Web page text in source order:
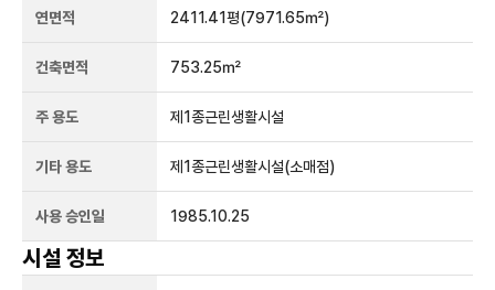
연면적 2411.41평(7971.65㎡)
건축면적 753.25㎡
주 용도 제1종근린생활시설
기타 용도 제1종근린생활시설(소매점)
사용 승인일 1985.10.25
시설 정보